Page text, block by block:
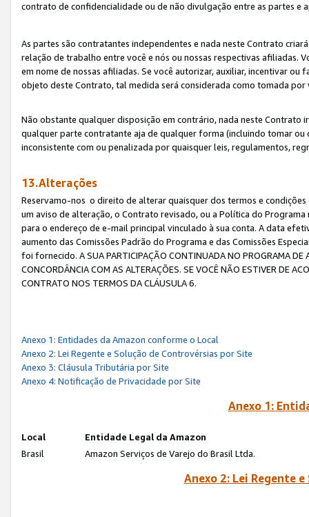
contrato de confidencialidade ou de não divulgação entre as partes e
As partes são contratantes independentes e nada neste Contrato
relação de trabalho entre você e nós ou nossas respectivas afiliadas.
em nome de nossas afiliadas. Se você autorizar, auxiliar, incentivar
objeto deste Contrato, tal medida será considerada como tomada por
Não obstante qualquer disposição em contrário, nada neste
qualquer parte contratante aja de qualquer forma (incluindo tomar ou
inconsistente com ou penalizada por quaisquer leis, regulamentos,
13.Alterações
Reservamo-nos o direito de alterar quaisquer dos termos e
um aviso de alteração, o Contrato revisado, ou a Política do
para o endereço de e-mail principal vinculado à sua conta. A data
aumento das Comissões Padrão do Programa e das Comissões
foi fornecido. A SUA PARTICIPAÇÃO CONTINUADA NO PROGRAMA DE
CONCORDÂNCIA COM AS ALTERAÇÕES. SE VOCÊ NÃO ESTIVER DE
CONTRATO NOS TERMOS DA CLÁUSULA 6.
Anexo 1: Entidades da Amazon conforme o Local
Anexo 2: Lei Regente e Solução de Controvérsias por Site
Anexo 3: Cláusula Tributária por Site
Anexo 4: Notificação de Privacidade por Site
Anexo 1:
Local
Entidade Legal da Amazon
Brasil
Amazon Serviços de Varejo do Brasil Ltda.
Anexo 2: Lei Regente